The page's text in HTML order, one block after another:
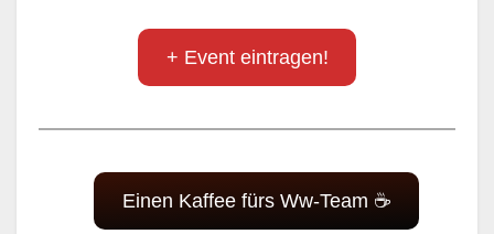
+ Event eintragen!
Einen Kaffee fürs Ww-Team ☕